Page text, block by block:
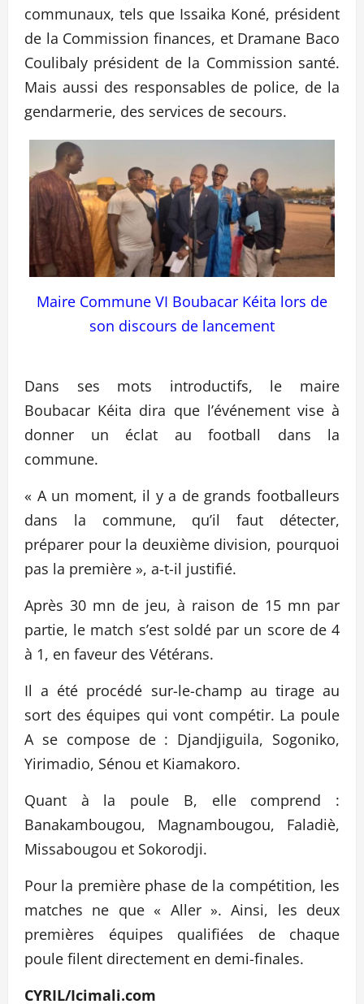
communaux, tels que Issaika Koné, président
de la Commission finances, et Dramane Baco
Coulibaly président de la Commission santé.
Mais aussi des responsables de police, de la
gendarmerie, des services de secours.
Maire Commune VI Boubacar Kéita lors de
son discours de lancement
Dans ses mots introductifs, le maire
Boubacar Kéita dira que l’événement vise à
donner un éclat au football dans la
commune.
« A un moment, il y a de grands footballeurs
dans la commune, qu’il faut détecter,
préparer pour la deuxième division, pourquoi
pas la première », a-t-il justifié.
Après 30 mn de jeu, à raison de 15 mn par
partie, le match s’est soldé par un score de 4
à 1, en faveur des Vétérans.
Il a été procédé sur-le-champ au tirage au
sort des équipes qui vont compétir. La poule
A se compose de : Djandjiguila, Sogoniko,
Yirimadio, Sénou et Kiamakoro.
Quant à la poule B, elle comprend :
Banakambougou, Magnambougou, Faladiè,
Missabougou et Sokorodji.
Pour la première phase de la compétition, les
matches ne que « Aller ». Ainsi, les deux
premières équipes qualifiées de chaque
poule filent directement en demi-finales.
CYRIL/Icimali.com